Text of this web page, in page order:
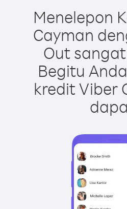
Menelepon
Cayman
Out
Begitu
kredit Viber